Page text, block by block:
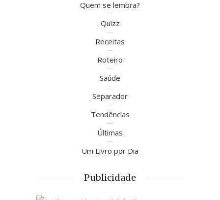
Quem se lembra?
Quizz
Receitas
Roteiro
Saúde
Separador
Tendências
Últimas
Um Livro por Dia
Publicidade